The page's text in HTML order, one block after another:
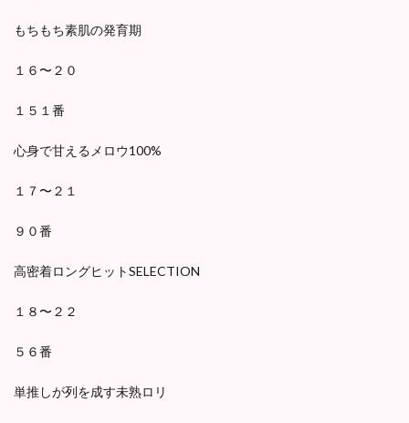
もちもち素肌の発育期
１６〜２０
１５１番
心身で甘えるメロウ100%
１７〜２１
９０番
高密着ロングヒットSELECTION
１８〜２２
５６番
単推しが列を成す未熟ロリ